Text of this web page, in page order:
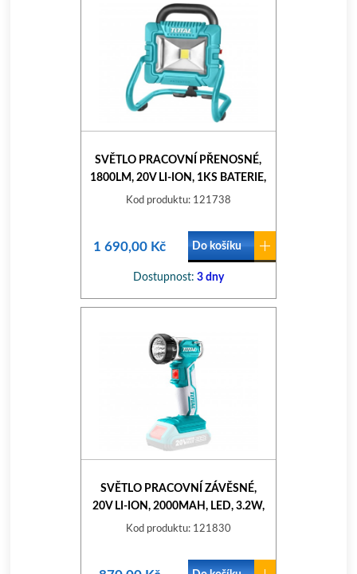
SVĚTLO PRACOVNÍ PŘENOSNÉ,
1800LM, 20V LI-ION, 1KS BATERIE,
1KS NABÍJEČKY
Kod produktu: 121738
1 690,00 Kč Do košíku
Dostupnost: 3 dny
SVĚTLO PRACOVNÍ ZÁVĚSNÉ,
20V LI-ION, 2000MAH, LED, 3.2W,
BEZ BATERIE A NABÍJEČKY
Kod produktu: 121830